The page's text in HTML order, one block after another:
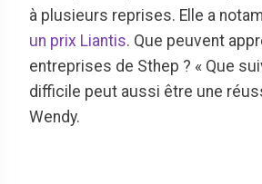
à plusieurs reprises. Elle a
un prix Liantis. Que peuvent
entreprises de Sthep ? « Que
difficile peut aussi être une
Wendy.